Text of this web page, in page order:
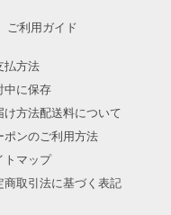
ご利用ガイド
払方法
中に保存
け方法配送料について
ポンのご利用方法
トマップ
商取引法に基づく表記